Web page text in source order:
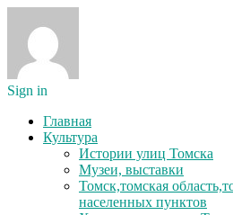
Sign in
Главная
Культура
Истории улиц Томска
Музеи, выставки
Томск,томская
населенных пунктов